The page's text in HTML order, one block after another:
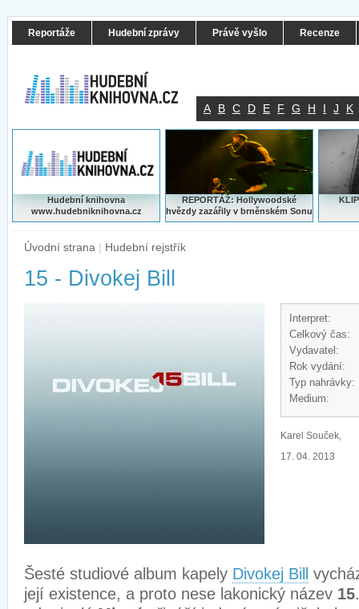
Reportáže Hudební zprávy Právě vyšlo Recenze
A B C D E F G H I J K
Hudební knihovna
www.hudebniknihovna.cz
REPORTÁŽ: Hollywoodské
hvězdy zazářily v brněnském Sonu
Úvodní strana | Hudební rejstřík
15 - Divokej Bill
Interpret:
Celkový čas:
Vydavatel:
Rok vydání:
Typ nahrávky:
Medium:
Karel Souček,
17. 04. 2013
Šesté studiové album kapely Divokej Bill
její existence, a proto nese lakonický název 15